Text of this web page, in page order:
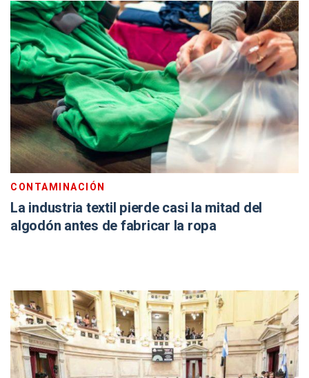
CONTAMINACIÓN
La industria textil pierde casi la mitad del
algodón antes de fabricar la ropa